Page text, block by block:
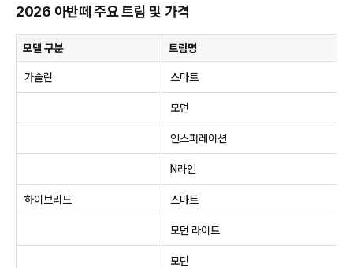
2026 아반떼 주요 트림 및 가격
모델 구분 트림명
가솔린 스마트
모던
인스퍼레이션
N라인
하이브리드 스마트
모던 라이트
모던